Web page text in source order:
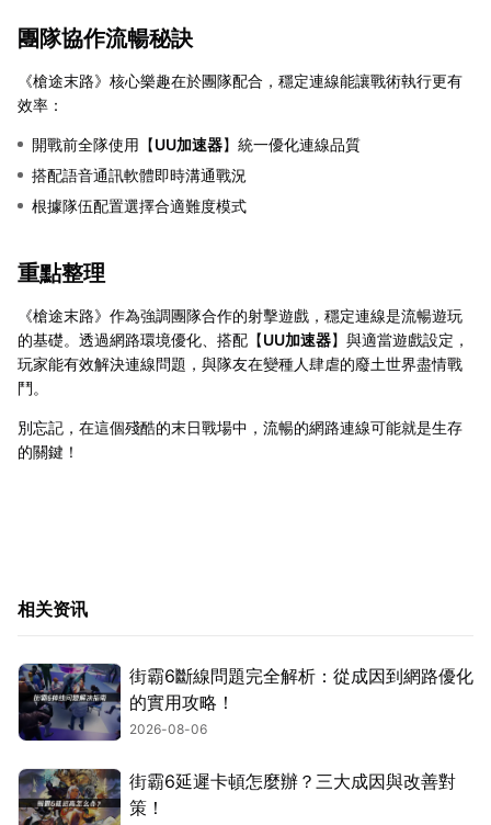
團隊協作流暢秘訣
《槍途末路》核心樂趣在於團隊配合，穩定連線能讓戰術執行更有
效率：
開戰前全隊使用【UU加速器】統一優化連線品質
搭配語音通訊軟體即時溝通戰況
根據隊伍配置選擇合適難度模式
重點整理
《槍途末路》作為強調團隊合作的射擊遊戲，穩定連線是流暢遊玩
的基礎。透過網路環境優化、搭配【UU加速器】與適當遊戲設定，
玩家能有效解決連線問題，與隊友在變種人肆虐的廢土世界盡情戰
鬥。
別忘記，在這個殘酷的末日戰場中，流暢的網路連線可能就是生存
的關鍵！
相关资讯
街霸6斷線問題完全解析：從成因到網路優化
的實用攻略！
2026-08-06
街霸6延遲卡頓怎麼辦？三大成因與改善對
策！